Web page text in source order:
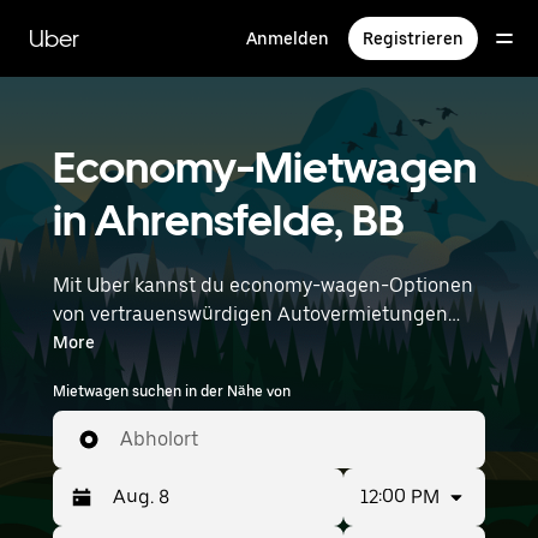
zum
Hauptinhalt
Uber Anmelden Registrieren
Economy-Mietwagen
in Ahrensfelde, BB
Mit Uber kannst du economy-wagen-Optionen
von vertrauenswürdigen Autovermietungen
durchstöbern. Economy-Wagen sind eine
budgetfreundliche Mietoption – ideal für kurze
Ausflüge und alltägliche Besorgungen. Gib
deine Zeit- und Standortangaben (z. B. Berlin
Brandenburg Airport) ein, um economy-wagen-
Vermietungen in deiner Nähe zu finden.
More
Mietwagen suchen in der Nähe von
Abholort
12:00 PM